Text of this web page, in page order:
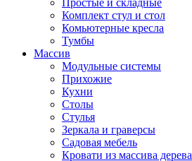
Простые и складные
Комплект стул и стол
Комьютерные кресла
Тумбы
Массив
Модульные системы
Прихожие
Кухни
Столы
Стулья
Зеркала и граверсы
Садовая мебель
Кровати из массива дерева